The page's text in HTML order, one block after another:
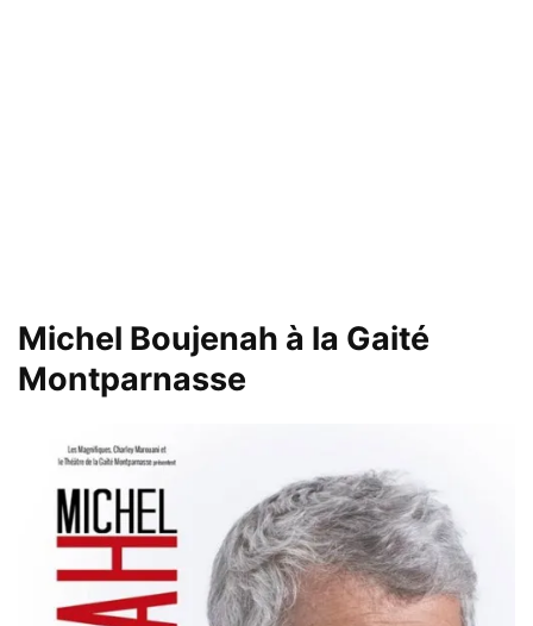
Michel Boujenah à la Gaité
Montparnasse